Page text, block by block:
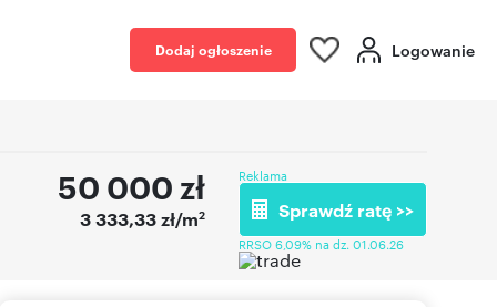
Dodaj ogłoszenie Logowanie
50 000 zł
3 333,33 zł/m2
Reklama
Sprawdź ratę >>
RRSO 6,09% na dz. 01.06.26